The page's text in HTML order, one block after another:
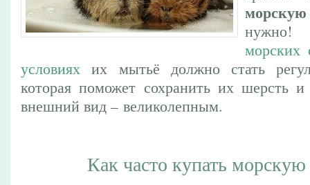
морских
условиях их мытьё должно стать
которая поможет сохранить их шерсть
внешний вид – великолепным.
Как часто купать